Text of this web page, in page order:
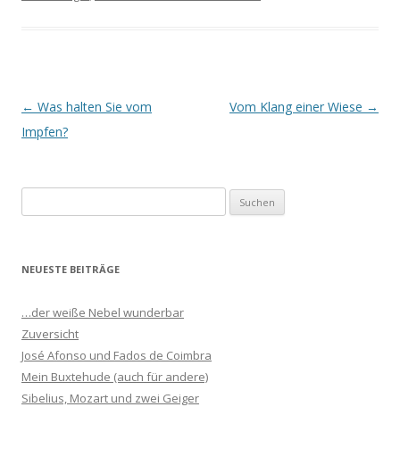
Beitrags-
Navigation
← Was halten Sie vom
Impfen?
Vom Klang einer Wiese →
u
h
n
a
c
h
NEUESTE BEITRÄGE
…der weiße Nebel wunderbar
Zuversicht
José Afonso und Fados de Coimbra
Mein Buxtehude (auch für andere)
Sibelius, Mozart und zwei Geiger